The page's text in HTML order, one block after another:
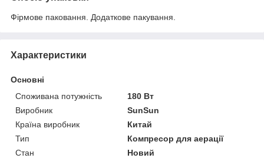
Фірмове паковання. Додаткове пакування.
Характеристики
Основні
Споживана потужність
180 Вт
Виробник
SunSun
Країна виробник
Китай
Тип
Компресор для аерації
Стан
Новий